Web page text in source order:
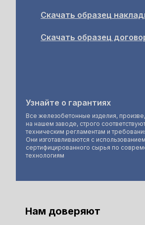
Скачать образец
Скачать образец
Узнайте о гарантиях
Все железобетонные изделия,
на нашем заводе, строго
техническим регламентам и
Они изготавливаются с использованием
сертифицированного сырья по
технологиям
Нам доверяют